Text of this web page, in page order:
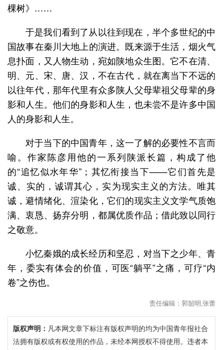
棵树》……
于是我们看到了从以往到现在，半个多世纪的中
国故事在秦川大地上的演进。既来源于生活，烟火气
息扑面，又人物生动，宛如陕地众生图。它不在清、
明、元、宋、唐、汉，不在古代，就在离当下不远的
以往年代，那年代里有众多陕人父母辈祖父母辈的身
影和人生。他们的身影和人生，也未尝不是许多中国
人的身影和人生。
对于当下的中国青年，这一了解的必要性不言而
喻。作家陈彦用他的一系列陕派长篇，构成了他
的“追忆似水年华”；其忆衔接当下——它们首先是
诚、实的，诚谓其心，实为现实主义的方法。唯其
诚，避情绪化、渲染化，它们的现实主义文学气质饱
满、衷恳、扬弃分明，都属优质作品；借此致以同行
之敬意。
小忆秦娥的成长经历和坚忍，对当下之少年、青
年，委实有体会的价值，可医“躺平”之痛，可疗“内
卷”之伤也。
责任编辑：郭韶明,张蕾
版权声明： 凡本网文章下标注有版权声明的均为中国青年报社合
法拥有版权或有权使用的作品，未经本网授权不得使用。违者本